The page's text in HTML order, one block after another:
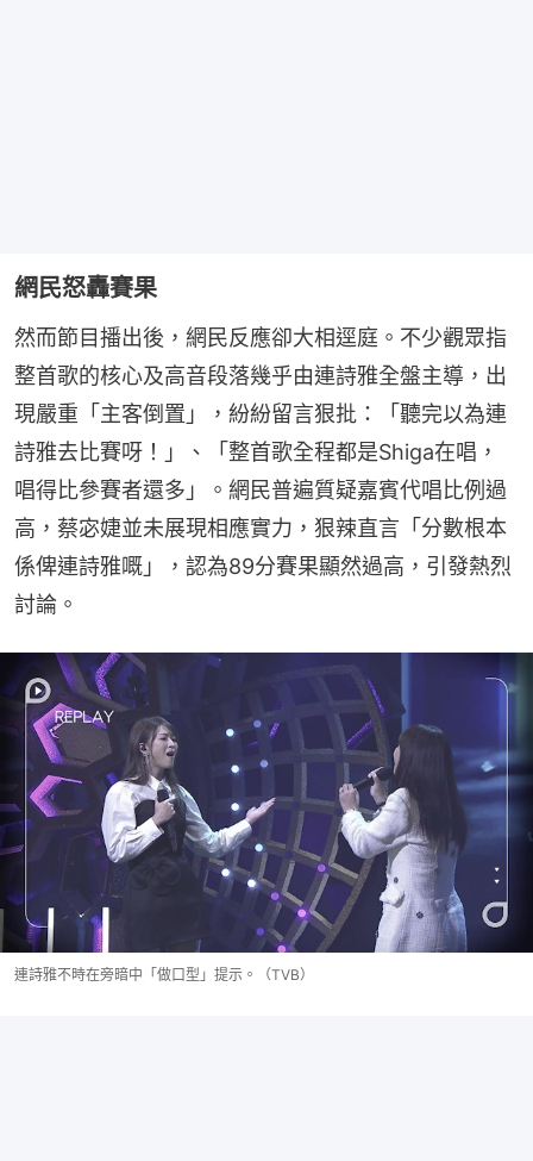
網民怒轟賽果
然而節目播出後，網民反應卻大相逕庭。不少觀眾指
整首歌的核心及高音段落幾乎由連詩雅全盤主導，出
現嚴重「主客倒置」，紛紛留言狠批：「聽完以為連
詩雅去比賽呀！」、「整首歌全程都是Shiga在唱，
唱得比參賽者還多」。網民普遍質疑嘉賓代唱比例過
高，蔡宓婕並未展現相應實力，狠辣直言「分數根本
係俾連詩雅嘅」，認為89分賽果顯然過高，引發熱烈
討論。
連詩雅不時在旁暗中「做口型」提示。（TVB）